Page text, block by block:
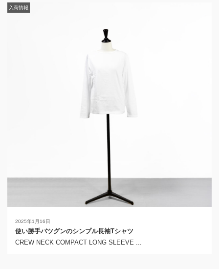
2025年1月16日
入荷情報
使い勝手バツグンのシンプル長袖Tシャツ
CREW NECK COMPACT LONG SLEEVE ...